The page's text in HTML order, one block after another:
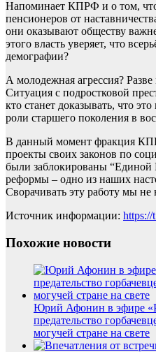
Напоминает КПРФ и о том, что
пенсионеров от
они оказывают обществу
этого власть уверяет, что
демографии?
А молодежная агрессия?
Ситуация с подростковой
кто станет доказывать, что
роли старшего поколения в
В данный момент фракция
проекты своих законов по
были заблокированы “Единой
реформы – одно из наших
Сворачивать эту работу мы не
Источник информации:
Похожие новости
Юрий Афонин в эфире
предательство
могучей стране на свете